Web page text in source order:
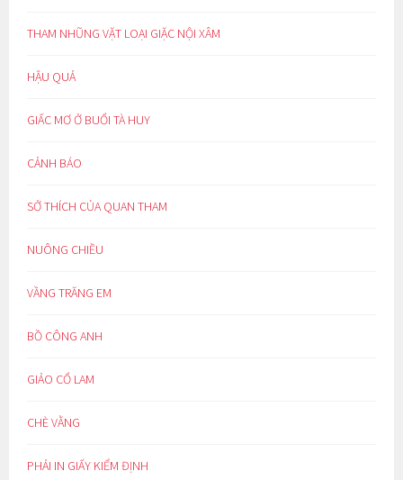
THAM NHŨNG VẶT LOẠI GIẶC NỘI XÂM
HẬU QUẢ
GIẤC MƠ Ở BUỔI TÀ HUY
CẢNH BÁO
SỞ THÍCH CỦA QUAN THAM
NUÔNG CHIỀU
VẦNG TRĂNG EM
BỒ CÔNG ANH
GIẢO CỔ LAM
CHÈ VẰNG
PHẢI IN GIẤY KIỂM ĐỊNH